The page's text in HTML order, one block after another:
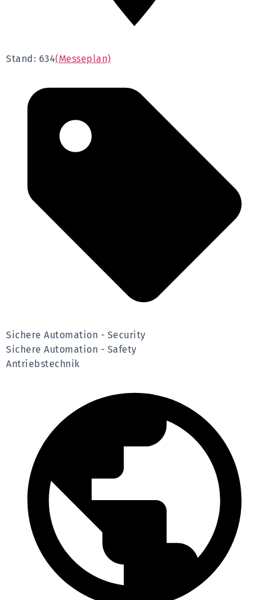
Stand: 634(Messeplan)
Sichere Automation - Security
Sichere Automation - Safety
Antriebstechnik